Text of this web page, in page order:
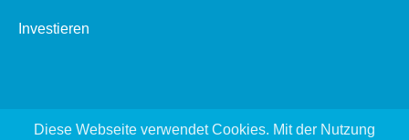
Investieren
Diese Webseite verwendet Cookies. Mit der Nutzung